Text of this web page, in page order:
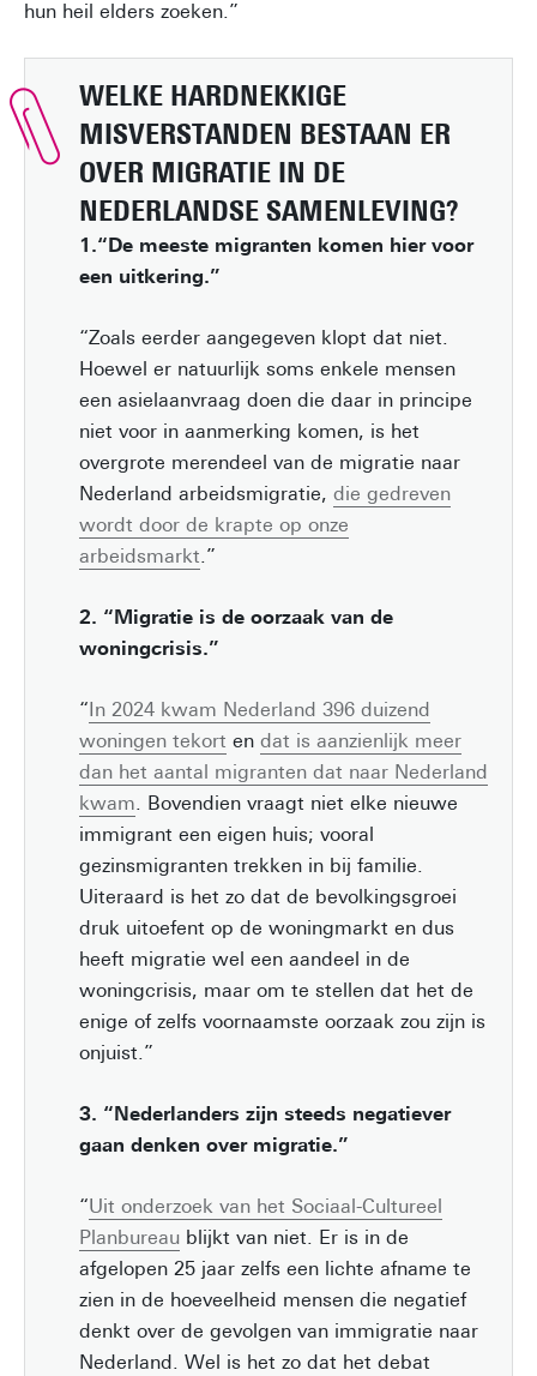
hun heil elders zoeken.”
WELKE HARDNEKKIGE
MISVERSTANDEN BESTAAN ER
OVER MIGRATIE IN DE
NEDERLANDSE SAMENLEVING?
1.“De meeste migranten komen hier voor
een uitkering.”
“Zoals eerder aangegeven klopt dat niet.
Hoewel er natuurlijk soms enkele mensen
een asielaanvraag doen die daar in principe
niet voor in aanmerking komen, is het
overgrote merendeel van de migratie naar
Nederland arbeidsmigratie, die gedreven
wordt door de krapte op onze
arbeidsmarkt.”
2. “Migratie is de oorzaak van de
woningcrisis.”
“ In 2024 kwam Nederland 396 duizend
woningen tekort en dat is aanzienlijk meer
dan het aantal migranten dat naar Nederland
kwam. Bovendien vraagt niet elke nieuwe
immigrant een eigen huis; vooral
gezinsmigranten trekken in bij familie.
Uiteraard is het zo dat de bevolkingsgroei
druk uitoefent op de woningmarkt en dus
heeft migratie wel een aandeel in de
woningcrisis, maar om te stellen dat het de
enige of zelfs voornaamste oorzaak zou zijn is
onjuist.”
3. “Nederlanders zijn steeds negatiever
gaan denken over migratie.”
“Uit onderzoek van het Sociaal-Cultureel
Planbureau blijkt van niet. Er is in de
afgelopen 25 jaar zelfs een lichte afname te
zien in de hoeveelheid mensen die negatief
denkt over de gevolgen van immigratie naar
Nederland. Wel is het zo dat het debat